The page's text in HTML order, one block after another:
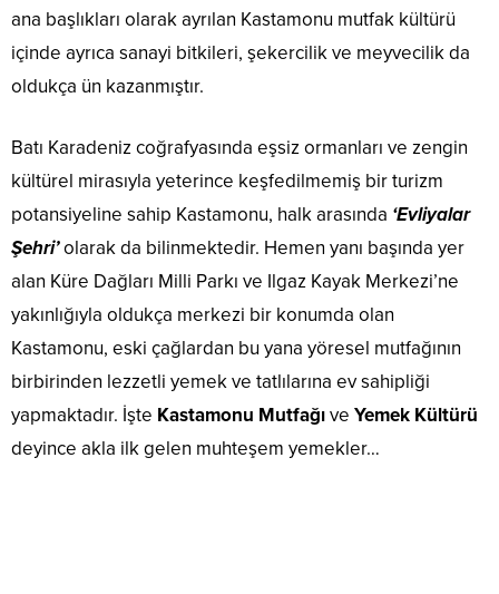
ana başlıkları olarak ayrılan Kastamonu mutfak kültürü
içinde ayrıca sanayi bitkileri, şekercilik ve meyvecilik da
oldukça ün kazanmıştır.
Batı Karadeniz coğrafyasında eşsiz ormanları ve zengin
kültürel mirasıyla yeterince keşfedilmemiş bir turizm
potansiyeline sahip Kastamonu, halk arasında ‘Evliyalar
Şehri’olarak da bilinmektedir. Hemen yanı başında yer
alan Küre Dağları Milli Parkı ve Ilgaz Kayak Merkezi’ne
yakınlığıyla oldukça merkezi bir konumda olan
Kastamonu, eski çağlardan bu yana yöresel mutfağının
birbirinden lezzetli yemek ve tatlılarına ev sahipliği
yapmaktadır. İşte Kastamonu Mutfağıve Yemek Kültürü
deyince akla ilk gelen muhteşem yemekler…